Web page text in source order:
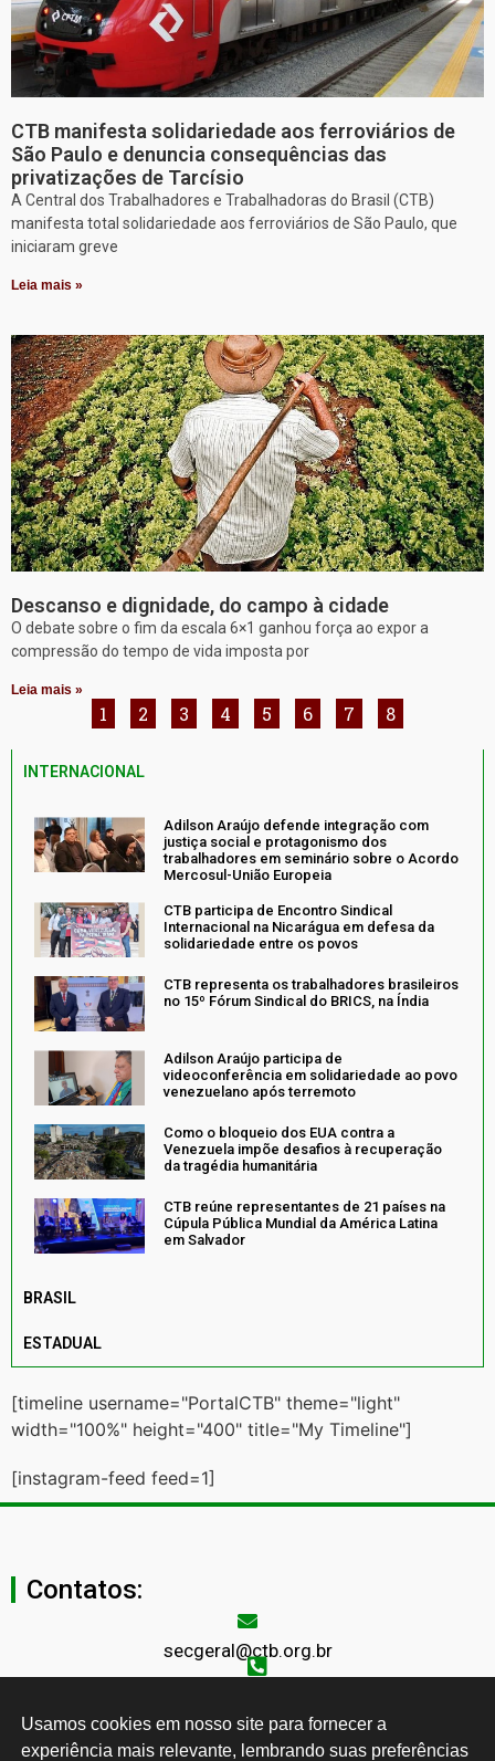
CTB manifesta solidariedade aos ferroviários de
São Paulo e denuncia consequências das
privatizações de Tarcísio
A Central dos Trabalhadores e Trabalhadoras do Brasil (CTB)
manifesta total solidariedade aos ferroviários de São Paulo, que
iniciaram greve
Leia mais »
Descanso e dignidade, do campo à cidade
O debate sobre o fim da escala 6×1 ganhou força ao expor a
compressão do tempo de vida imposta por
Leia mais »
1 2 3 4 5 6 7 8
INTERNACIONAL
Adilson Araújo defende integração com
justiça social e protagonismo dos
trabalhadores em seminário sobre o Acordo
Mercosul-União Europeia
CTB participa de Encontro Sindical
Internacional na Nicarágua em defesa da
solidariedade entre os povos
CTB representa os trabalhadores brasileiros
no 15º Fórum Sindical do BRICS, na Índia
Adilson Araújo participa de
videoconferência em solidariedade ao povo
venezuelano após terremoto
Como o bloqueio dos EUA contra a
Venezuela impõe desafios à recuperação
da tragédia humanitária
CTB reúne representantes de 21 países na
Cúpula Pública Mundial da América Latina
em Salvador
BRASIL
ESTADUAL
[timeline username="PortalCTB" theme="light"
width="100%" height="400" title="My Timeline"]
[instagram-feed feed=1]
Contatos:
secgeral@ctb.org.br
Rua Cardoso de Almeida, 1843, Sumaré São Paulo - SP -
Usamos cookies em nosso site para fornecer a
experiência mais relevante, lembrando suas preferências